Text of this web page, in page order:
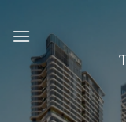
qua